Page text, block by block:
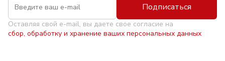
Подписаться
Оставляя свой e-mail, вы даете свое согласие на
сбор, обработку и хранение ваших персональных данных